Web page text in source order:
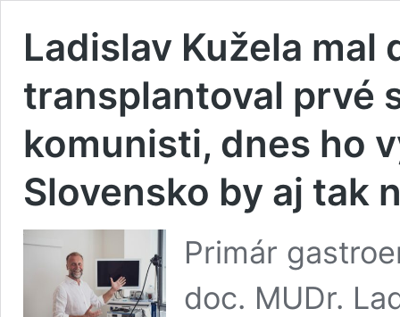
Ladislav Kužela mal
transplantoval prvé
komunisti, dnes ho
Slovensko by aj tak
Primár
doc. MUDr.